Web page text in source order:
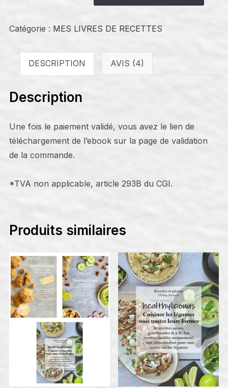
-
recettes
saines,
et
IG
bas
-
/
Catégorie : MES LIVRES DE RECETTES
DESCRIPTION AVIS (4)
Description
Une fois le paiement validé, vous avez le lien de
téléchargement de l’ebook sur la page de validation
de la commande.
*TVA non applicable, article 293B du CGI.
Produits similaires